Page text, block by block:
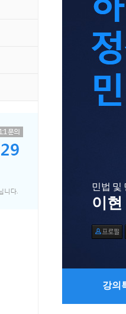
민법 및
이
강의